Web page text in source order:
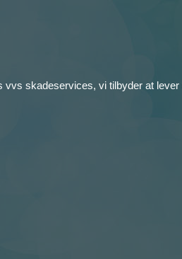
skadeservices, vi tilbyder at